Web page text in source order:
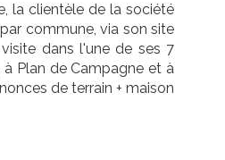
la clientèle de la société
commune, via son site
dans l'une de ses 7
à Plan de Campagne et à
de terrain + maison